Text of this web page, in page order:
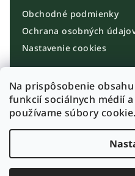
Na prispôsobenie
funkcií sociálnych médií
používame súbory
Obchodné podmienky
Ochrana osobných
Nastavenie cookies
Kontakt
info@plantbros.sk
+421 910 100 099
Instagram PlantBros